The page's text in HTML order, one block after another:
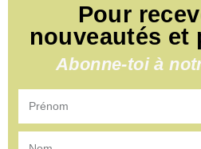
Pour
nouveautés et
Abonne-toi à